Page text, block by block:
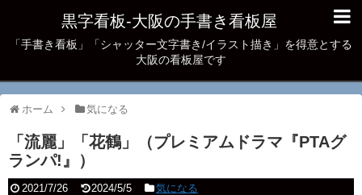
黒字看板‐大阪の手書き看板屋
「手書き看板」「シャッター文字書き/イラスト描き」を得意とする
大阪の看板屋です
ホーム 気になる
「流麗」「花鶴」（プレミアムドラマ『PTAグ
ランパ!』）
2021/7/26 2024/5/5 気になる